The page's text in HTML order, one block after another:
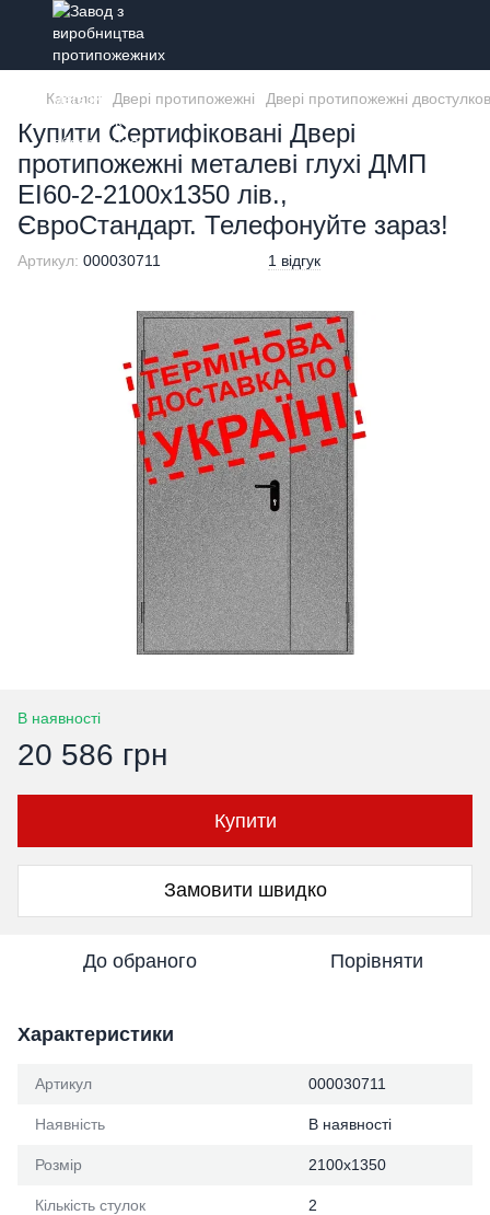
Каталог Двері протипожежні Двері протипожежні
Купити Сертифіковані Двері
протипожежні металеві глухі ДМП
ЕІ60-2-2100x1350 лів.,
ЄвроСтандарт. Телефонуйте зараз!
Артикул: 000030711 1 відгук
В наявності
20 586 грн
Купити
Замовити швидко
До обраного Порівняти
Характеристики
Артикул 000030711
Наявність В наявності
Розмір 2100х1350
Кількість стулок 2